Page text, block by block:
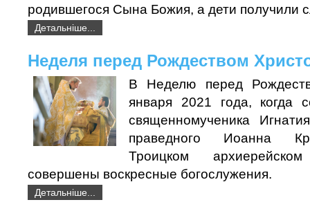
родившегося Сына Божия, а дети получили
Детальніше...
Неделя перед Рождеством
В Неделю перед
января 2021 года, когда
священномученика
праведного Иоанна
Троицком
совершены воскресные богослужения.
Детальніше...